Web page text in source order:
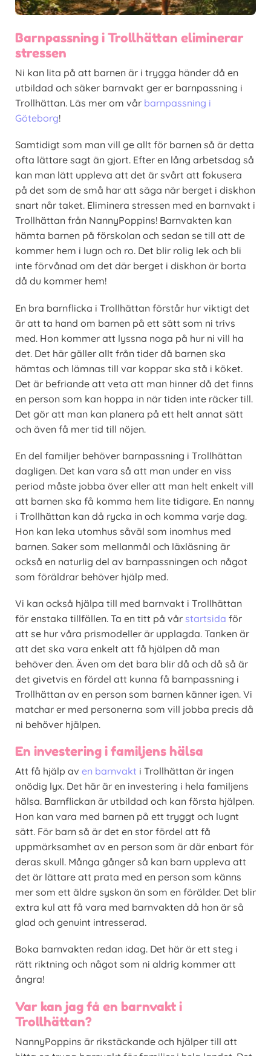
Barnpassning i Trollhättan eliminerar
stressen
Ni kan lita på att barnen är i trygga händer då en
utbildad och säker barnvakt ger er barnpassning i
Trollhättan. Läs mer om vår barnpassning i
Göteborg!
Samtidigt som man vill ge allt för barnen så är detta
ofta lättare sagt än gjort. Efter en lång arbetsdag så
kan man lätt uppleva att det är svårt att fokusera
på det som de små har att säga när berget i diskhon
snart når taket. Eliminera stressen med en barnvakt i
Trollhättan från NannyPoppins! Barnvakten kan
hämta barnen på förskolan och sedan se till att de
kommer hem i lugn och ro. Det blir rolig lek och bli
inte förvånad om det där berget i diskhon är borta
då du kommer hem!
En bra barnflicka i Trollhättan förstår hur viktigt det
är att ta hand om barnen på ett sätt som ni trivs
med. Hon kommer att lyssna noga på hur ni vill ha
det. Det här gäller allt från tider då barnen ska
hämtas och lämnas till var koppar ska stå i köket.
Det är befriande att veta att man hinner då det finns
en person som kan hoppa in när tiden inte räcker till.
Det gör att man kan planera på ett helt annat sätt
och även få mer tid till nöjen.
En del familjer behöver barnpassning i Trollhättan
dagligen. Det kan vara så att man under en viss
period måste jobba över eller att man helt enkelt vill
att barnen ska få komma hem lite tidigare. En nanny
i Trollhättan kan då rycka in och komma varje dag.
Hon kan leka utomhus såväl som inomhus med
barnen. Saker som mellanmål och läxläsning är
också en naturlig del av barnpassningen och något
som föräldrar behöver hjälp med.
Vi kan också hjälpa till med barnvakt i Trollhättan
för enstaka tillfällen. Ta en titt på vår startsida för
att se hur våra prismodeller är upplagda. Tanken är
att det ska vara enkelt att få hjälpen då man
behöver den. Även om det bara blir då och då så är
det givetvis en fördel att kunna få barnpassning i
Trollhättan av en person som barnen känner igen. Vi
matchar er med personerna som vill jobba precis då
ni behöver hjälpen.
En investering i familjens hälsa
Att få hjälp av en barnvakt i Trollhättan är ingen
onödig lyx. Det här är en investering i hela familjens
hälsa. Barnflickan är utbildad och kan första hjälpen.
Hon kan vara med barnen på ett tryggt och lugnt
sätt. För barn så är det en stor fördel att få
uppmärksamhet av en person som är där enbart för
deras skull. Många gånger så kan barn uppleva att
det är lättare att prata med en person som känns
mer som ett äldre syskon än som en förälder. Det blir
extra kul att få vara med barnvakten då hon är så
glad och genuint intresserad.
Boka barnvakten redan idag. Det här är ett steg i
rätt riktning och något som ni aldrig kommer att
ångra!
Var kan jag få en barnvakt i
Trollhättan?
NannyPoppins är rikstäckande och hjälper till att